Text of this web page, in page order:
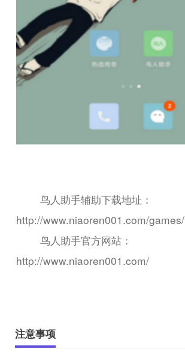
鸟人助手辅助下载地址：
http://www.niaoren001.com/games/
鸟人助手官方网站：
http://www.niaoren001.com/
注意事项